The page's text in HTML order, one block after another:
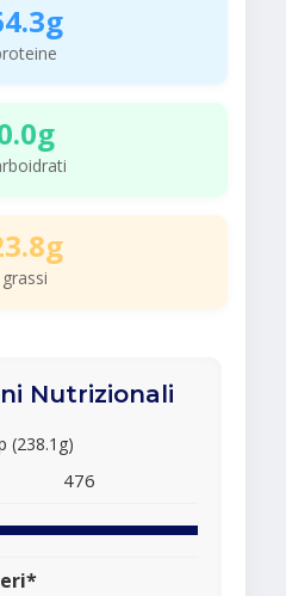
grassi
Nutrizionali
(238.1g)
476